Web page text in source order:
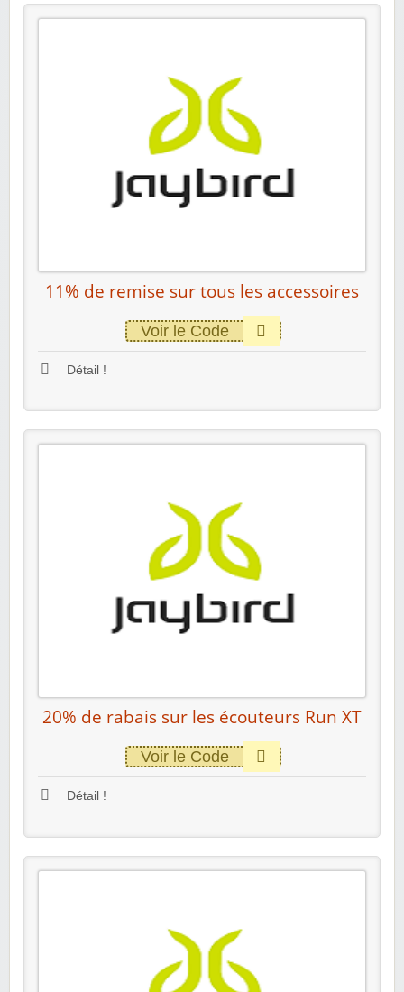
11% de remise sur tous les accessoires
Voir le Code
Détail !
20% de rabais sur les écouteurs Run XT
Voir le Code
Détail !